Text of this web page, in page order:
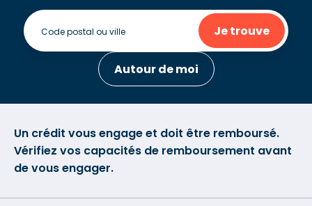
Je trouve
Autour de moi
Un crédit vous engage et doit être remboursé.
Vérifiez vos capacités de remboursement avant
de vous engager.